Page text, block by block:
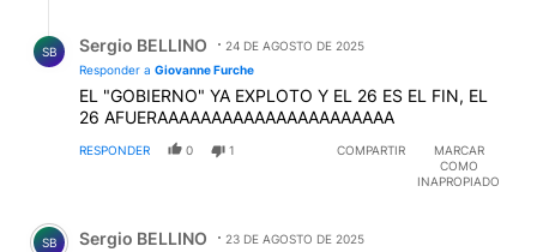
SB Sergio BELLINO
24 DE AGOSTO DE 2025
Responder a Giovanne Furche
EL "GOBIERNO" YA EXPLOTO Y EL 26 ES EL FIN, EL
26 AFUERAAAAAAAAAAAAAAAAAAAAAA
RESPONDER 0 1 COMPARTIR
MARCAR
COMO
INAPROPIADO
Comentario de Sergio BELLINO.
SB Sergio BELLINO 23 DE AGOSTO DE 2025